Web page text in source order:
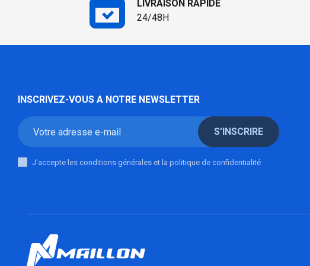
LIVRAISON RAPIDE
24/48H
INSCRIVEZ-VOUS A NOTRE NEWSLETTER
S'INSCRIRE
J'accepte les conditions générales et la politique de confidentialité